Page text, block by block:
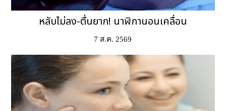
หลับไม่ลง-ตื่นยาก! นาฬิกานอนเคลื่อน
7 ส.ค. 2569